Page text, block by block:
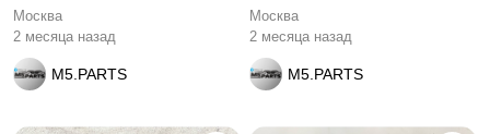
Москва
2 месяца назад
M5.PARTS
Москва
2 месяца назад
M5.PARTS